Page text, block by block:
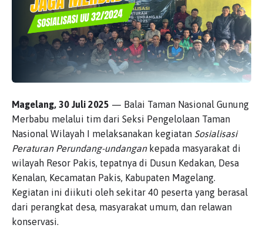
Magelang, 30 Juli 2025 — Balai Taman Nasional Gunung
Merbabu melalui tim dari Seksi Pengelolaan Taman
Nasional Wilayah I melaksanakan kegiatan Sosialisasi
Peraturan Perundang-undangankepada masyarakat di
wilayah Resor Pakis, tepatnya di Dusun Kedakan, Desa
Kenalan, Kecamatan Pakis, Kabupaten Magelang.
Kegiatan ini diikuti oleh sekitar 40 peserta yang berasal
dari perangkat desa, masyarakat umum, dan relawan
konservasi.